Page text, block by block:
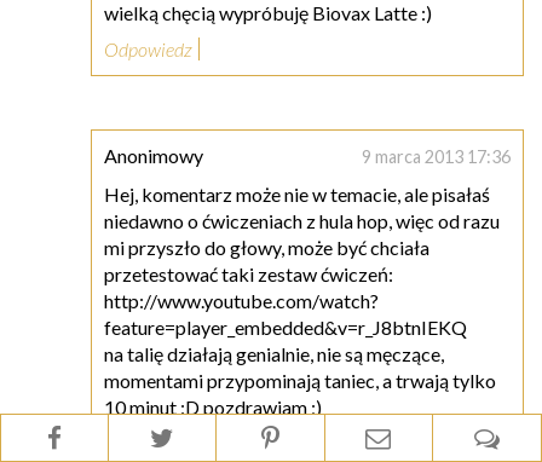
wielką chęcią wypróbuję Biovax Latte :)
Odpowiedz
Anonimowy 9 marca 2013 17:36
Hej, komentarz może nie w temacie, ale pisałaś
niedawno o ćwiczeniach z hula hop, więc od razu
mi przyszło do głowy, może być chciała
przetestować taki zestaw ćwiczeń:
http://www.youtube.com/watch?
feature=player_embedded&v=r_J8btnIEKQ
na talię działają genialnie, nie są męczące,
momentami przypominają taniec, a trwają tylko
10 minut :D pozdrawiam ;)
Odpowiedz